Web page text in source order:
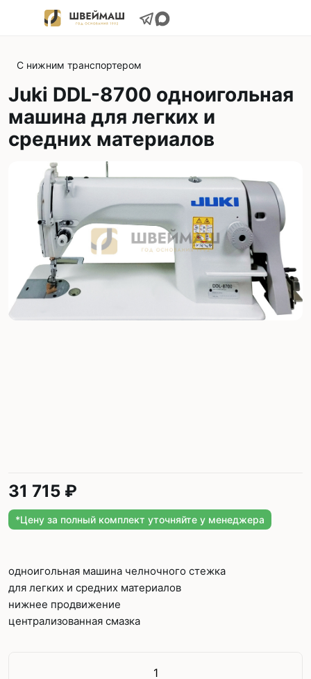
С нижним транспортером
Juki DDL-8700 одноигольная
машина для легких и
средних материалов
31 715 ₽
*Цену за полный комплект уточняйте у менеджера
одноигольная машина челночного стежка
для легких и средних материалов
нижнее продвижение
централизованная смазка